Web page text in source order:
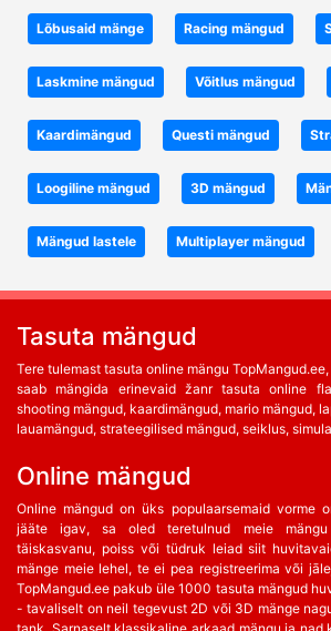
Lõbusaid mänge Racing mängud
Laskmine mängud Võitlus mängud
Kaardimängud Questi mängud
Loogiline mängud 3D mängud
Mängud lastele Multiplayer mängud
Tasuta mängud
Tere tulemast tasuta online mängu
saab mängida erinevaid žanr tasuta online
shooting mängud, kaardimängud, mario mängud,
lauamängud, strateegilised mängud, seiklus,
Online mängud
Online mängud on üks populaarsemaid vorme
jääte igav, sa oled teretulnud meie
täiskasvanu, poiss või tüdruk leiad siit
mänge meie lehel, te ei pea registreerima või
TopMangud.ee pakub üle 1000 tasuta mängud
- tavaliselt on neil tegevust 2D või 3D mänge